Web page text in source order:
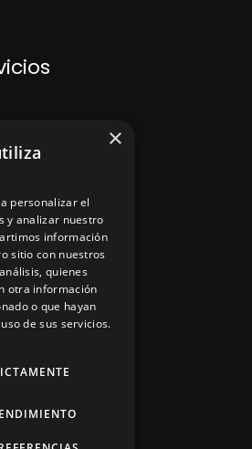
×
personalizar el
y analizar nuestro
información
sitio con nuestros
quienes
otra información
o que hayan
de sus servicios.